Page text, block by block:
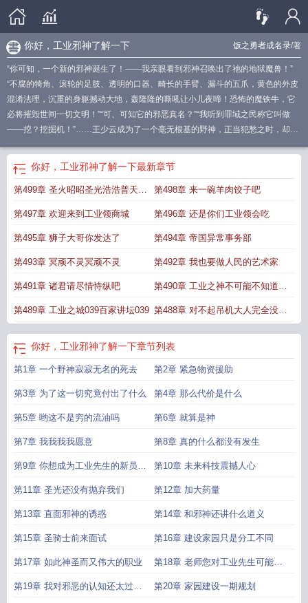
饭之勇者成名录/著
你好，工业邪神了解一下
“你可知，一个新的邪神诞生了！——我亲眼看到邪神召唤出了祂的地狱魔兽！”
“不腐的犄角、滚轮的足肢、透明的口器、畸长的手臂、漏斗的五爪，黄色的外皮
混淆法理，沉重的身躯撼动大地，轰隆隆的嘶吼让小儿夜啼！恐怖的魔铁牛，它
必将摧毁世间一切文明！”“可、可知它的邪恶真名？”“我听到罪域之民称它叫做
——挖？挖掘机！”……王少云成为了一个毫无根基的野神，正当犯愁之时，却意
异雕像，疑似发现了外星文明！”“歪？外星人？什么外星人，我不是外星人……老
乡！咱们是老乡呀！”*本书又名《身为邪神的祂不可能如此正直》、《邪神超正
义》、《这个邪神正的发邪》。工业干嘛的工业邪神了解一下 TXT你好工业邪
下工业国百度百科 工业是啥意思 工业js工业之神工业邪神了解一下在线阅
读工业vi 你好工业邪神了解一下免费 工业干啥的何谓工业工业line
是什么工业 百度百科工业起什么作用 工业邪神了解一下笔趣阁工业邪神了解
一下饭之勇者成名 你好工业邪神了解一下无防盗 工业是干什么的工业意思
业邪神了解一下笔趣阁工业邪神了解一下免费阅读你好工业邪神了解一下百
度工业vc工业can工业feel工业邪神了解一下147工业是什么工业邪神全文
免费阅读在哪看工业企业是做什么的工业邪神了解一下饭之勇者成名录
2uuダイキ工业工业上山工业之神是谁工业是干什么工作的工业know-
how工业 ui工业怎样工业sis工业弑神工业是什么意思啊
你好，工业邪神了解一下最新章节
第499章 圣火昭昭圣光浩浩普天之
下皆为圣耀
第498章 来一碗羊肉饺子吧
第497章 欢迎来到工业领商城 第496章 还是你们工业领会吃
第495章 狮子大哥你发达了 第494章 帝国异常事务部
第493章 冥顽不灵冥顽不灵 第492章 我也要做人民的艺术家
第491章 诸君请尽情恃纵吧 第490章 工业之神不可能不知道力
学第二定律
第489章 工业之城039百家讲坛039 第488章 对不起吊机大人完全没有
让您使出全力
你好，工业邪神了解一下章节列表
第1章 一个野神寂寂无名的死去 第2章 紧急物资援助
第3章 为了这一切究竟付出了什么 第4章 那么代价是什么
第5章 哟这不是穷的流油吗 第6章 就算是神
第7章 我我我我愿意 第8章 真的什么都没有发生
第9章 你想成为工业先生的新员工
吗
第10章 未来科技震撼人心
第11章 圣光还没有抛弃我们 第12章 加大药量
第13章 直面邪神的诱惑 第14章 和邪神还讲什么道义
第15章 圣骑士前来面试 第16章 建设家园只是分工不同
第17章 如此神圣而又伟大的职业 第18章 老师您对工业先生可能有
些误解
第19章 我对邪恶的认知还太过浅 第20章 家园建设一期规划